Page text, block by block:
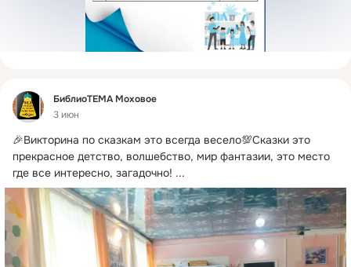
Фид
БиблиоТЕМА Моховое
3 июн
🎉Викторина по сказкам это всегда весело💯Сказки это
прекрасное детство, волшебство, мир фантазии, это место
где все интересно, загадочно! ...